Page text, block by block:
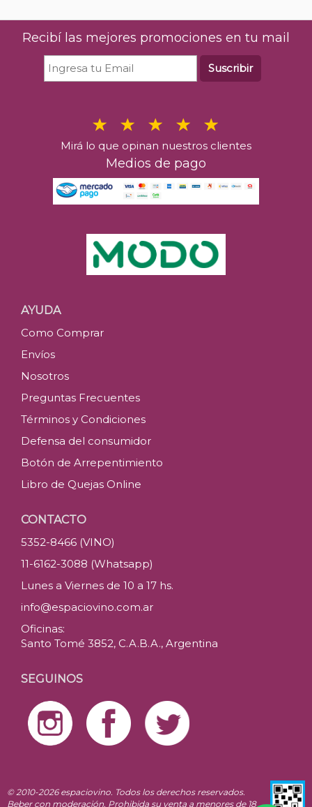
Recibí las mejores promociones en tu mail
Suscribir
Mirá lo que opinan nuestros clientes
Medios de pago
AYUDA
Como Comprar
Envíos
Nosotros
Preguntas Frecuentes
Términos y Condiciones
Defensa del consumidor
Botón de Arrepentimiento
Libro de Quejas Online
CONTACTO
5352-8466 (VINO)
11-6162-3088 (Whatsapp)
Lunes a Viernes de 10 a 17 hs.
info@espaciovino.com.ar
Oficinas:
Santo Tomé 3852, C.A.B.A., Argentina
SEGUINOS
© 2010-2026 espaciovino. Todos los derechos reservados.
Beber con moderación. Prohibida su venta a menores de 18